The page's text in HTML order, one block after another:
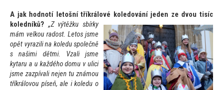
A jak hodnotí letošní tříkrálové koledování jeden ze dvou tisíc
koledníků? „Z výtěžku sbírky
mám velkou radost. Letos jsme
opět vyrazili na koledu společně
s našimi dětmi. Vzali jsme
kytaru a u každého domu v ulici
jsme zazpívali nejen tu známou
tříkrálovou píseň, ale i koledu o